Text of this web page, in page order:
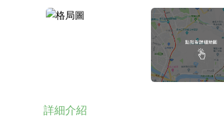
詳細介紹